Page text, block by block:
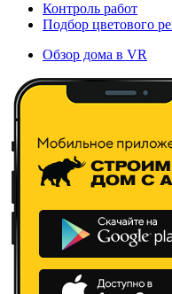
Контроль работ
Подбор цветового
Обзор дома в VR